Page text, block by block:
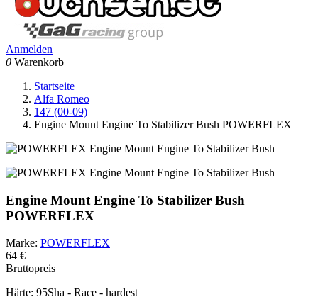
Anmelden
0 Warenkorb
Startseite
Alfa Romeo
147 (00-09)
Engine Mount Engine To Stabilizer Bush POWERFLEX
Engine Mount Engine To Stabilizer Bush
POWERFLEX
Marke: POWERFLEX
64 €
Bruttopreis
Härte: 95Sha - Race - hardest